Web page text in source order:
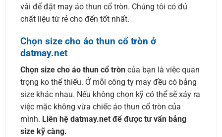
vải để đặt may áo thun cổ tròn. Chúng tôi có đủ
chất liệu từ rẻ cho đến tốt nhất.
Chọn size cho áo thun cổ tròn ở
datmay.net
Chọn size cho áo thun cổ tròn của bạn là việc quan
trọng ko thể thiếu. Ở mỗi công ty may đều có bảng
size khác nhau. Nếu không chọn kỹ có thể sẽ xảy ra
việc mặc không vừa chiếc áo thun cổ tròn của
mình. Liên hệ datmay.net để được tư vấn bảng
size kỹ càng.